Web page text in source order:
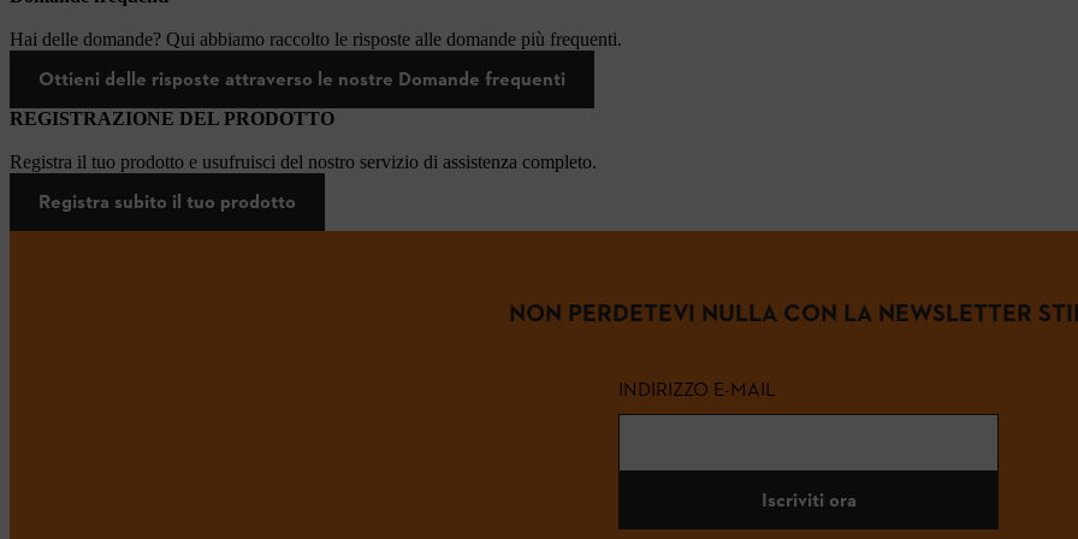
Hai delle domande? Qui abbiamo raccolto le risposte alle domande più frequenti.
Ottieni delle risposte attraverso le nostre Domande frequenti
REGISTRAZIONE DEL PRODOTTO
Registra il tuo prodotto e usufruisci del nostro servizio di assistenza completo.
Registra subito il tuo prodotto
NON PERDETEVI NULLA CON LA NEWSLETTER
INDIRIZZO E-MAIL
Iscriviti ora